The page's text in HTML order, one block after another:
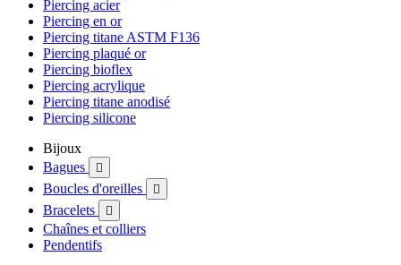
Piercing acier
Piercing en or
Piercing titane ASTM F136
Piercing plaqué or
Piercing bioflex
Piercing acrylique
Piercing titane anodisé
Piercing silicone
Bijoux
Bagues

Boucles d'oreilles 
Bracelets 
Chaînes et colliers
Pendentifs